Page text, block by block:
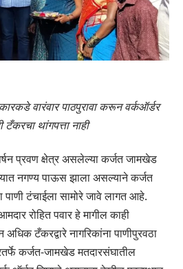
वारंवार पाठपुरावा करून वर्कऑर्डर
थांगपत्ता नाही
प्रवण क्षेत्र असलेल्या कर्जत जामखेड
नगण्य पाऊस झाला असल्याने कर्जत
टंचाईला सामोरे जावे लागत आहे.
रोहित पवार हे मागील काही
टँकरद्वारे नागरिकांना पाणीपुरवठा
कर्जत-जामखेड मतदारसंघातील